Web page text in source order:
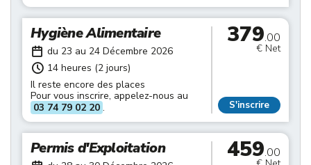
Hygiène Alimentaire
du 23 au 24 Décembre 2026
14 heures (2 jours)
Il reste encore des places
Pour vous inscrire, appelez-nous au
03 74 79 02 20 .
379.00
€ Net
S'inscrire
Permis d'Exploitation 459.00